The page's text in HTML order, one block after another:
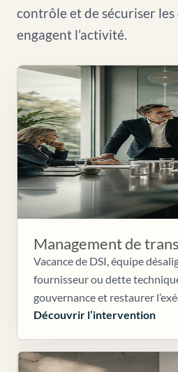
contrôle et de sécuriser les
engagent l’activité.
Management de
Vacance de DSI, équipe
fournisseur ou dette
gouvernance et restaurer
Découvrir l’intervention